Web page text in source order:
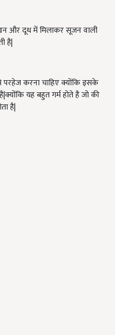
और दूध में मिलाकर सूजन वाली
है|
परहेज करना चाहिए क्योंकि इसके
यह बहुत गर्म होते है जो की
है|